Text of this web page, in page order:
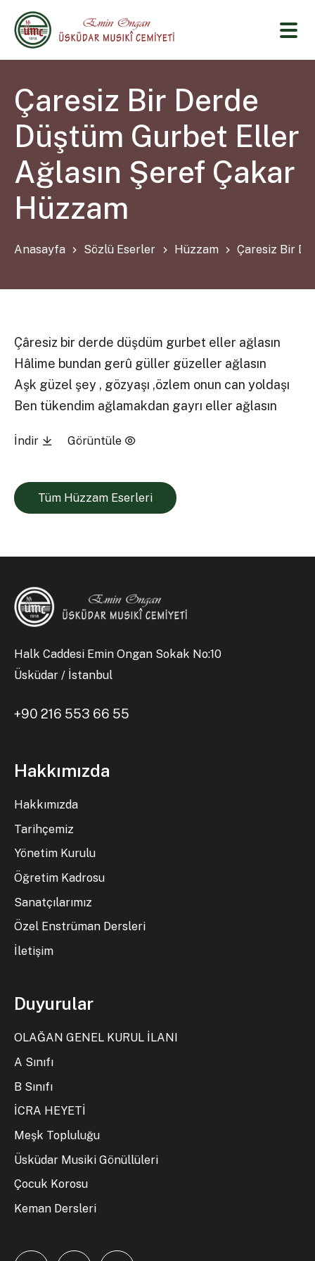
Çaresiz Bir Derde
Düştüm Gurbet Eller
Ağlasın Şeref Çakar
Hüzzam
Anasayfa Sözlü Eserler Hüzzam Çaresiz Bir
Çâresiz bir derde düşdüm gurbet eller ağlasın
Hâlime bundan gerû güller güzeller ağlasın
Aşk güzel şey , gözyaşı ,özlem onun can yoldaşı
Ben tükendim ağlamakdan gayrı eller ağlasın
İndir Görüntüle
Tüm Hüzzam Eserleri
Halk Caddesi Emin Ongan Sokak No:10
Üsküdar / İstanbul
+90 216 553 66 55
Hakkımızda
Hakkımızda
Tarihçemiz
Yönetim Kurulu
Öğretim Kadrosu
Sanatçılarımız
Özel Enstrüman Dersleri
İletişim
Duyurular
OLAĞAN GENEL KURUL İLANI
A Sınıfı
B Sınıfı
İCRA HEYETİ
Meşk Topluluğu
Üsküdar Musiki Gönüllüleri
Çocuk Korosu
Keman Dersleri